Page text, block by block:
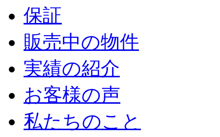
保証
販売中の物件
実績の紹介
お客様の声
私たちのこと